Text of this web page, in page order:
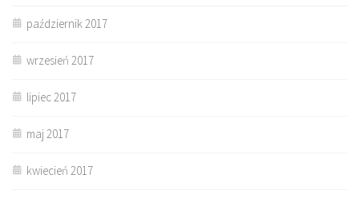
październik 2017
wrzesień 2017
lipiec 2017
maj 2017
kwiecień 2017